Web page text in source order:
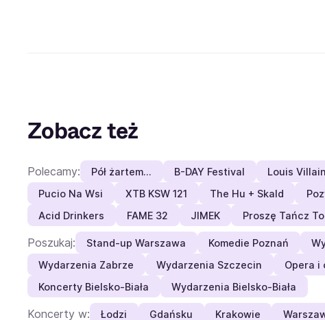
Zobacz też
Polecamy: Pół żartem… B-DAY Festival Louis Villain
Pucio Na Wsi
XTB KSW 121 The Hu + Skald
Acid Drinkers
FAME 32 JIMEK Proszę Tańcz
Poszukaj: Stand-up Warszawa Komedie Poznań
Wydarzenia Zabrze
Wydarzenia Szczecin Opera i
Koncerty Bielsko-Biała
Wydarzenia Bielsko-Biała
Koncerty w: Łodzi Gdańsku Krakowie